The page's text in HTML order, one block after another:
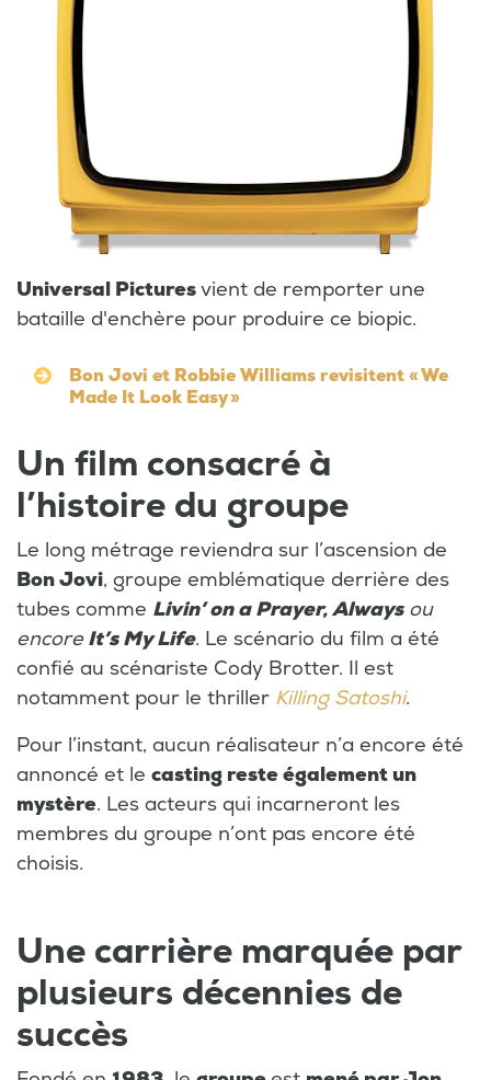
Universal Picturesvient de remporter une
bataille d'enchère pour produire ce biopic.
Bon Jovi et Robbie Williams revisitent « We
Made It Look Easy »
Un film consacré à
l’histoire du groupe
Le long métrage reviendra sur l’ascension de
Bon Jovi, groupe emblématique derrière des
tubes comme Livin’ on a Prayer, Alwaysou
encoreIt’s My Life. Le scénario du film a été
confié au scénariste Cody Brotter. Il est
notamment pour le thriller Killing Satoshi.
Pour l’instant, aucun réalisateur n’a encore été
annoncé et le casting reste également un
mystère. Les acteurs qui incarneront les
membres du groupe n’ont pas encore été
choisis.
Une carrière marquée par
plusieurs décennies de
succès